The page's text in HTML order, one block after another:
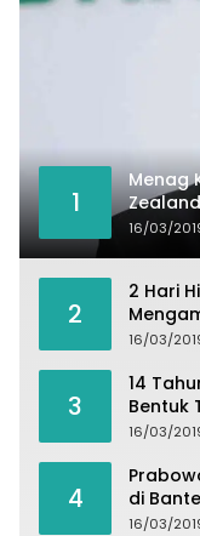
1
Menag
16/03/
2
2 Hari
16/03/
3
14
Bentuk
16/03/
4
di
16/03/